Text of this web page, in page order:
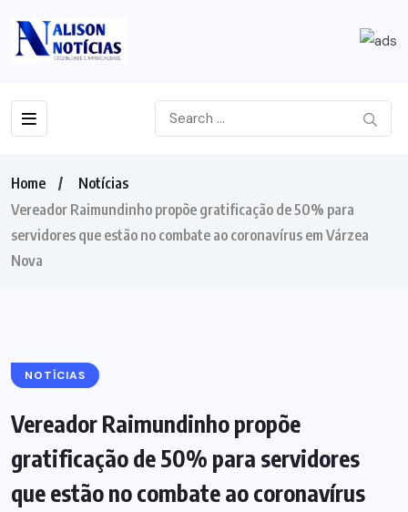
Home
Notícias
Vereador Raimundinho propõe gratificação de 50% para
servidores que estão no combate ao coronavírus em Várzea
Nova
NOTÍCIAS
Vereador Raimundinho propõe
gratificação de 50% para servidores
que estão no combate ao coronavírus